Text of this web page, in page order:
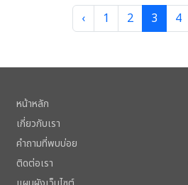
‹ 1 2 3 4
หน้าหลัก
เกี่ยวกับเรา
คำถามที่พบบ่อย
ติดต่อเรา